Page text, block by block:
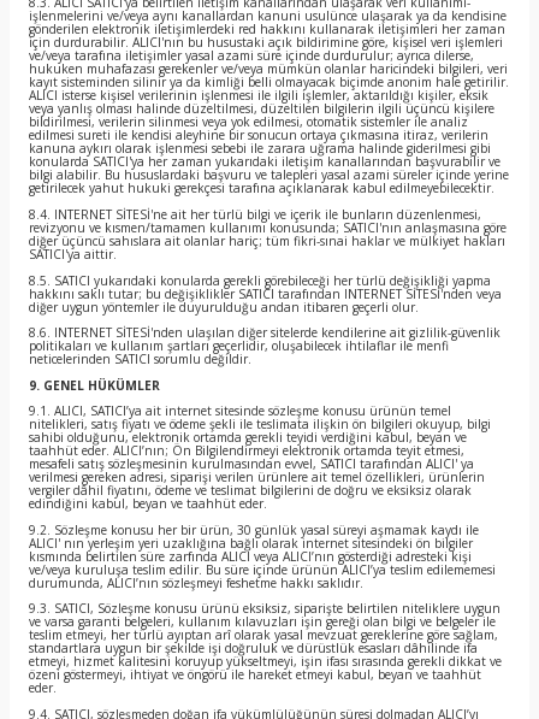
işlenmelerini ve/veya aynı kanallardan kanuni usulünce ulaşarak ya da kendisine
gönderilen elektronik iletişimlerdeki red hakkını kullanarak iletişimleri her zaman
için durdurabilir. ALICI'nın bu husustaki açık bildirimine göre, kişisel veri işlemleri
ve/veya tarafına iletişimler yasal azami süre içinde durdurulur; ayrıca dilerse,
hukuken muhafazası gerekenler ve/veya mümkün olanlar haricindeki bilgileri, veri
kayıt sisteminden silinir ya da kimliği belli olmayacak biçimde anonim hale getirilir.
ALICI isterse kişisel verilerinin işlenmesi ile ilgili işlemler, aktarıldığı kişiler, eksik
veya yanlış olması halinde düzeltilmesi, düzeltilen bilgilerin ilgili üçüncü kişilere
bildirilmesi, verilerin silinmesi veya yok edilmesi, otomatik sistemler ile analiz
edilmesi sureti ile kendisi aleyhine bir sonucun ortaya çıkmasına itiraz, verilerin
kanuna aykırı olarak işlenmesi sebebi ile zarara uğrama halinde giderilmesi gibi
konularda SATICI'ya her zaman yukarıdaki iletişim kanallarından başvurabilir ve
bilgi alabilir. Bu hususlardaki başvuru ve talepleri yasal azami süreler içinde yerine
getirilecek yahut hukuki gerekçesi tarafına açıklanarak kabul edilmeyebilecektir.
8.4. INTERNET SİTESİ'ne ait her türlü bilgi ve içerik ile bunların düzenlenmesi,
revizyonu ve kısmen/tamamen kullanımı konusunda; SATICI'nın anlaşmasına göre
diğer üçüncü sahıslara ait olanlar hariç; tüm fikri-sınai haklar ve mülkiyet hakları
SATICI'ya aittir.
8.5. SATICI yukarıdaki konularda gerekli görebileceği her türlü değişikliği yapma
hakkını saklı tutar; bu değişiklikler SATICI tarafından INTERNET SİTESİ'nden veya
diğer uygun yöntemler ile duyurulduğu andan itibaren geçerli olur.
8.6. INTERNET SİTESİ'nden ulaşılan diğer sitelerde kendilerine ait gizlilik-güvenlik
politikaları ve kullanım şartları geçerlidir, oluşabilecek ihtilaflar ile menfi
neticelerinden SATICI sorumlu değildir.
9. GENEL HÜKÜMLER
9.1. ALICI, SATICI’ya ait internet sitesinde sözleşme konusu ürünün temel
nitelikleri, satış fiyatı ve ödeme şekli ile teslimata ilişkin ön bilgileri okuyup, bilgi
sahibi olduğunu, elektronik ortamda gerekli teyidi verdiğini kabul, beyan ve
taahhüt eder. ALICI’nın; Ön Bilgilendirmeyi elektronik ortamda teyit etmesi,
mesafeli satış sözleşmesinin kurulmasından evvel, SATICI tarafından ALICI' ya
verilmesi gereken adresi, siparişi verilen ürünlere ait temel özellikleri, ürünlerin
vergiler dâhil fiyatını, ödeme ve teslimat bilgilerini de doğru ve eksiksiz olarak
edindiğini kabul, beyan ve taahhüt eder.
9.2. Sözleşme konusu her bir ürün, 30 günlük yasal süreyi aşmamak kaydı ile
ALICI' nın yerleşim yeri uzaklığına bağlı olarak internet sitesindeki ön bilgiler
kısmında belirtilen süre zarfında ALICI veya ALICI’nın gösterdiği adresteki kişi
ve/veya kuruluşa teslim edilir. Bu süre içinde ürünün ALICI’ya teslim edilememesi
durumunda, ALICI’nın sözleşmeyi feshetme hakkı saklıdır.
9.3. SATICI, Sözleşme konusu ürünü eksiksiz, siparişte belirtilen niteliklere uygun
ve varsa garanti belgeleri, kullanım kılavuzları işin gereği olan bilgi ve belgeler ile
teslim etmeyi, her türlü ayıptan arî olarak yasal mevzuat gereklerine göre sağlam,
standartlara uygun bir şekilde işi doğruluk ve dürüstlük esasları dâhilinde ifa
etmeyi, hizmet kalitesini koruyup yükseltmeyi, işin ifası sırasında gerekli dikkat ve
özeni göstermeyi, ihtiyat ve öngörü ile hareket etmeyi kabul, beyan ve taahhüt
eder.
9.4. SATICI, sözleşmeden doğan ifa yükümlülüğünün süresi dolmadan ALICI’yı